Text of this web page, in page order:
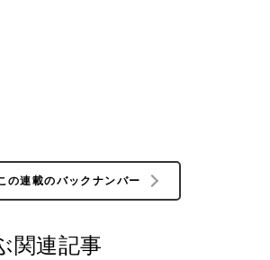
の連載のバックナンバー
関連記事